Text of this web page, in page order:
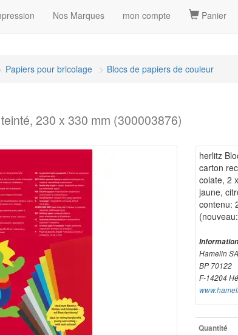
Nos Marques mon compte Panier
Papiers pour bricolage Blocs de papiers de couleur
230 x 330 mm (300003876)
herlitz
carton
colate, 2
jaune,
contenu:
Hamelin
BP 70122
F-14204
Quantité